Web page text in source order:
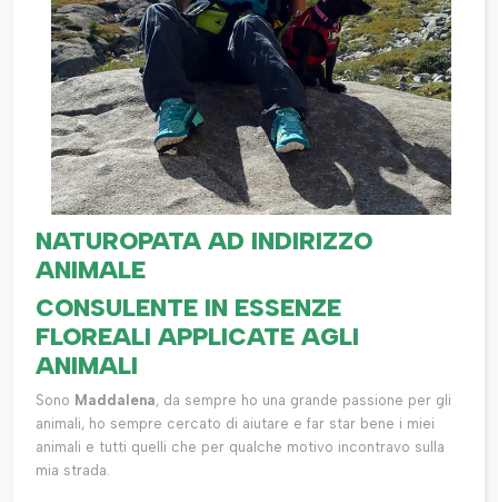
NATUROPATA AD INDIRIZZO
ANIMALE
CONSULENTE IN ESSENZE
FLOREALI APPLICATE AGLI
ANIMALI
Sono Maddalena, da sempre ho una grande passione per gli
animali, ho sempre cercato di aiutare e far star bene i miei
animali e tutti quelli che per qualche motivo incontravo sulla
mia strada.